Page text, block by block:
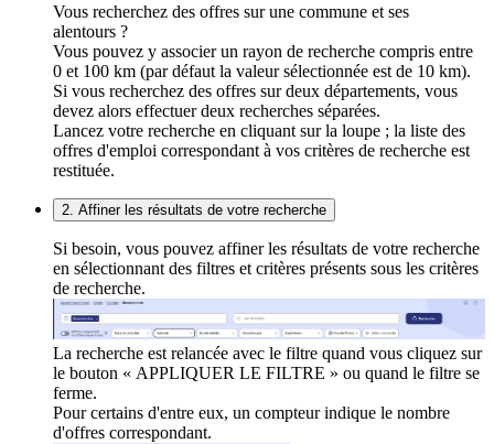
Vous recherchez des offres sur une commune et ses
alentours ?
Vous pouvez y associer un rayon de recherche compris entre
0 et 100 km (par défaut la valeur sélectionnée est de 10 km).
Si vous recherchez des offres sur deux départements, vous
devez alors effectuer deux recherches séparées.
Lancez votre recherche en cliquant sur la loupe ; la liste des
offres d'emploi correspondant à vos critères de recherche est
restituée.
2. Affiner les résultats de votre recherche
Si besoin, vous pouvez affiner les résultats de votre recherche
en sélectionnant des filtres et critères présents sous les critères
de recherche.
La recherche est relancée avec le filtre quand vous cliquez sur
le bouton « APPLIQUER LE FILTRE » ou quand le filtre se
ferme.
Pour certains d'entre eux, un compteur indique le nombre
d'offres correspondant.